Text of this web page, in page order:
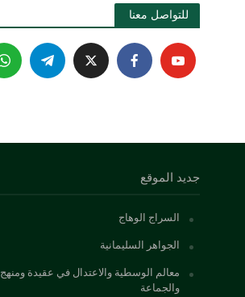
للتواصل معنا
جديد الموقع
السراج الوهاج
الجواهر السليمانية
معالم الوسطية والاعتدال في عقيدة
والجماعة